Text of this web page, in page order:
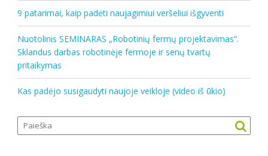
9 patarimai, kaip padėti naujagimiui veršeliui išgyventi
Nuotolinis SEMINARAS „Robotinių fermų projektavimas“.
Sklandus darbas robotinėje fermoje ir senų tvartų
pritaikymas
Kas padėjo susigaudyti naujoje veikloje (video iš ūkio)